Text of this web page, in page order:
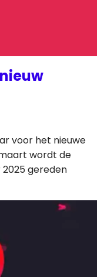
voor het nieuwe
wordt de
gereden